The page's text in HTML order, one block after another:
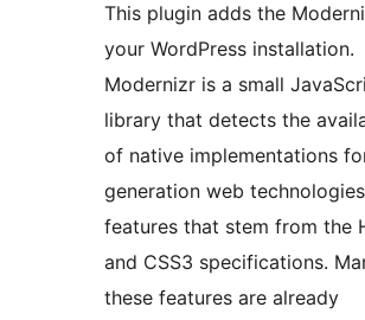
This plugin adds the
your WordPress installation.
Modernizr is a small
library that detects the
of native implementations
generation web
features that stem from the
and CSS3 specifications.
these features are already